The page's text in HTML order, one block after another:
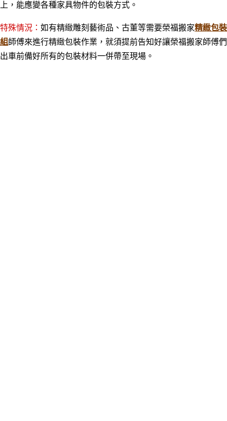
上，能應變各種家具物件的包裝方式。
特殊情況： 如有精緻雕刻藝術品、古董等需要榮福搬家精緻包裝
組師傅來進行精緻包裝作業，就須提前告知好讓榮福搬家師傅們
出車前備好所有的包裝材料一併帶至現場。